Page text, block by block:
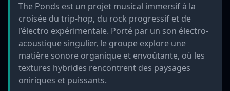
The Ponds est un projet musical immersif à la
croisée du trip-hop, du rock progressif et de
l’électro expérimentale. Porté par un son électro-
acoustique singulier, le groupe explore une
matière sonore organique et envoûtante, où les
textures hybrides rencontrent des paysages
oniriques et puissants.